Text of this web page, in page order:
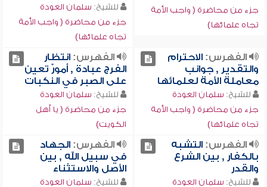
جزء من محاضرة ( واجب الأمة
تجاه علمائها)
للشيخ: سلمان العودة
جزء من محاضرة ( واجب الأمة
تجاه علمائها)
الفهرس:الاحترام
والتقدير , جوانب
معاملة الأمة لعلمائها
للشيخ: سلمان العودة
جزء من محاضرة ( واجب الأمة
تجاه علمائها)
الفهرس:انتظار
الفرج عبادة , أمورٌ تعين
على الصبر في النكبات
للشيخ: سلمان العودة
جزء من محاضرة ( يا أهل
الكويت)
الفهرس:التشبه
بالكفار , بين الشرع
والقدر
للشيخ: سلمان العودة
الفهرس:الجهاد
في سبيل الله , بين
الأصل والاستثناء
للشيخ: سلمان العودة